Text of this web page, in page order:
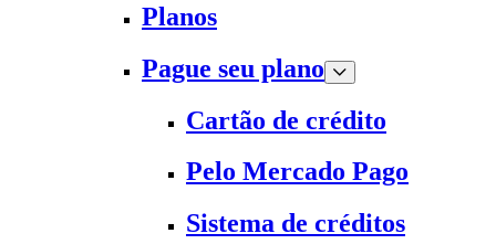
Planos
Pague seu plano
Cartão de crédito
Pelo Mercado Pago
Sistema de créditos